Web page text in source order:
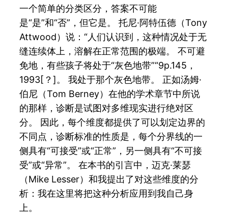
一个简单的分类区分，答案不可能
是“是”和“否”，但它是。 托尼·阿特伍德（Tony
Attwood）说：“人们认识到，这种情况处于无
缝连续体上，溶解在正常范围的极端。 不可避
免地，有些孩子将处于“灰色地带”“9p.145，
1993[？]。 我处于那个灰色地带。 正如汤姆·
伯尼（Tom Berney）在他的学术章节中所说
的那样，诊断是试图对多维现实进行绝对区
分。 因此，每个维度都提供了可以划定边界的
不同点，诊断标准的性质是，每个分界线的一
侧具有“可接受”或“正常”，另一侧具有“不可接
受”或“异常”。 在本书的引言中，迈克·莱瑟
（Mike Lesser）和我提出了对这些维度的分
析：我在这里将把这种分析应用到我自己身
上。